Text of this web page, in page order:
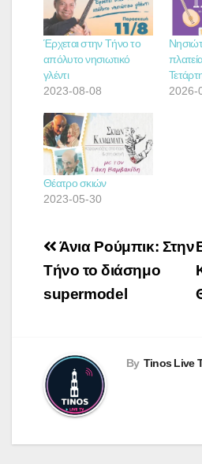
Έρχεται στην Τήνο το
απόλυτο νησιωτικό
γλέντι
2023-08-08
2026-
Θέατρο σκιών
2023-05-30
Πλοήγηση
άρθρων
Άνια Ρούμπικ: Στην
Τήνο το διάσημο
supermodel
By Tinos Live